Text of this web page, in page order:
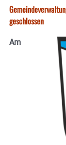
geschlossen
Am